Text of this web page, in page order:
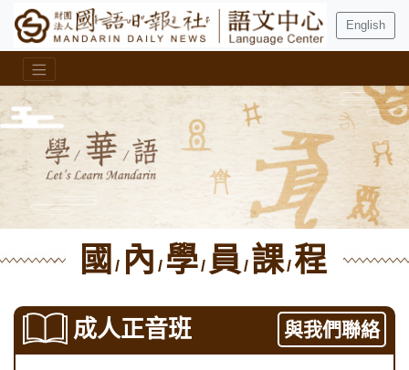
English
國 / 內 / 學/ 員 / 課/ 程
成人正音班 與我們聯絡